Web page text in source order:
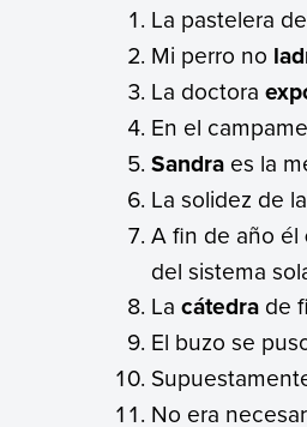
La pastelera
Mi perro no
La doctora
En el
Sandra es la
La solidez de
A fin de año él
del sistema
Lacátedra de
El buzo se
No era